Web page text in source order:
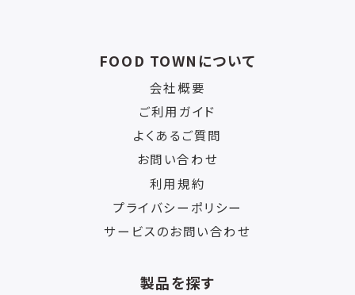
FOOD TOWNについて
会社概要
ご利用ガイド
よくあるご質問
お問い合わせ
利用規約
プライバシーポリシー
サービスのお問い合わせ
製品を探す